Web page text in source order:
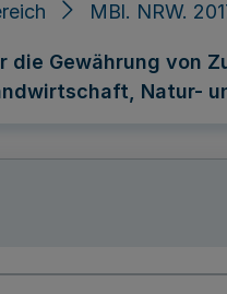
MBl. NRW.
Gewährung von
Natur-